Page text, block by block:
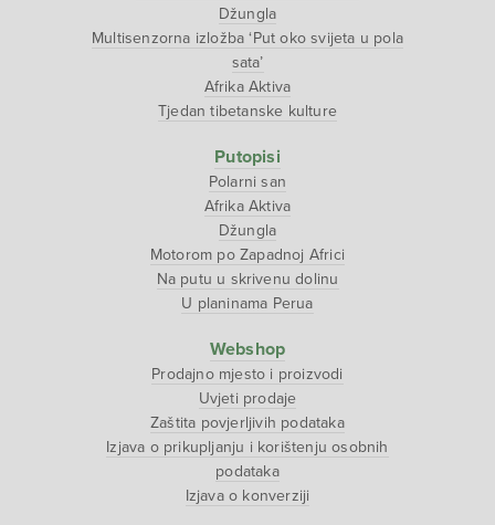
Džungla
Multisenzorna izložba ‘Put oko svijeta u pola
sata’
Afrika Aktiva
Tjedan tibetanske kulture
Putopisi
Polarni san
Afrika Aktiva
Džungla
Motorom po Zapadnoj Africi
Na putu u skrivenu dolinu
U planinama Perua
Webshop
Prodajno mjesto i proizvodi
Uvjeti prodaje
Zaštita povjerljivih podataka
Izjava o prikupljanju i korištenju osobnih
podataka
Izjava o konverziji